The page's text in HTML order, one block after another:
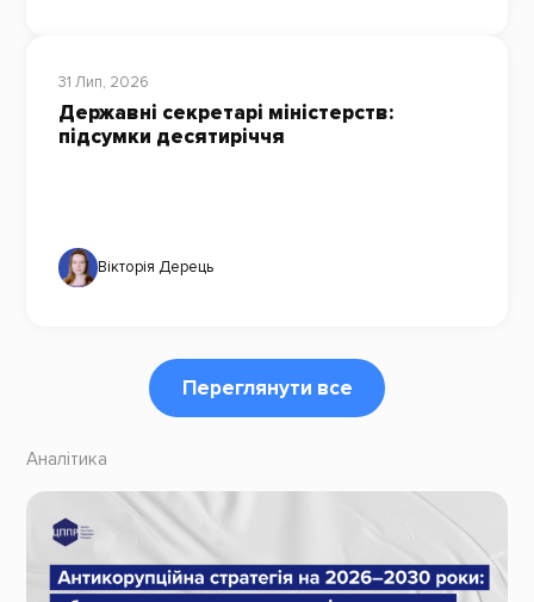
31 Лип, 2026
Державні секретарі міністерств:
підсумки десятиріччя
Вікторія Дерець
Переглянути все
Аналітика